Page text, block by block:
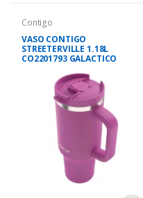
Contigo
VASO CONTIGO
STREETERVILLE 1.18L
CO2201793 GALACTICO